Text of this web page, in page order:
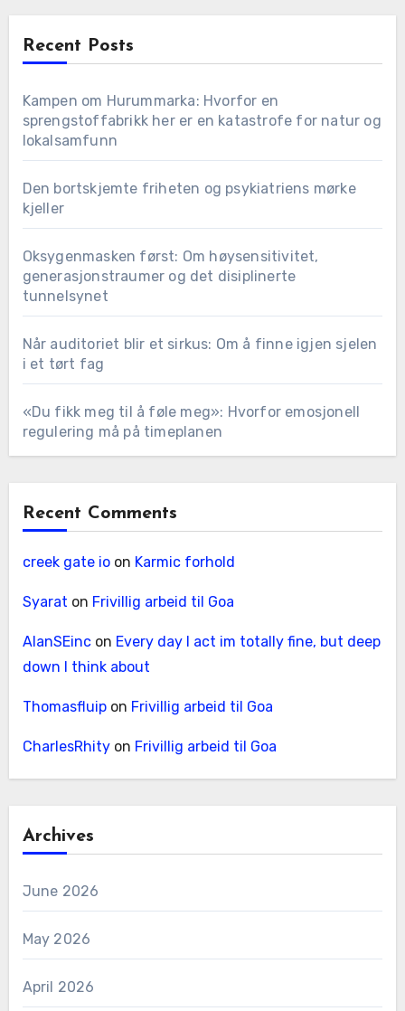
Recent Posts
Kampen om Hurummarka: Hvorfor en
sprengstoffabrikk her er en katastrofe for natur og
lokalsamfunn
Den bortskjemte friheten og psykiatriens mørke
kjeller
Oksygenmasken først: Om høysensitivitet,
generasjonstraumer og det disiplinerte
tunnelsynet
Når auditoriet blir et sirkus: Om å finne igjen sjelen
i et tørt fag
«Du fikk meg til å føle meg»: Hvorfor emosjonell
regulering må på timeplanen
Recent Comments
creek gate ioon Karmic forhold
Syarat on Frivillig arbeid til Goa
AlanSEincon Every day I act im totally fine, but deep
down I think about
Thomasfluipon Frivillig arbeid til Goa
CharlesRhityon Frivillig arbeid til Goa
Archives
June 2026
May 2026
April 2026